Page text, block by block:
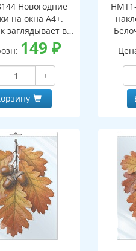
Новогодние
на окна А4+.
заглядывает в
обеих сторон,
149 ₽
+
−